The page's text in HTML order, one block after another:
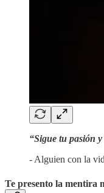
“Sigue tu pasión
- Alguien con la
Te presento la mentira